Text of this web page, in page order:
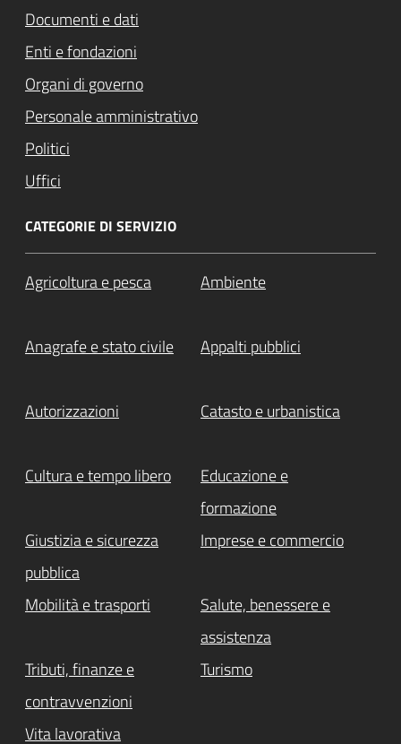
Documenti e dati
Enti e fondazioni
Organi di governo
Personale amministrativo
Politici
Uffici
CATEGORIE DI SERVIZIO
Agricoltura e pesca Ambiente
Anagrafe e stato civile Appalti pubblici
Autorizzazioni Catasto e urbanistica
Cultura e tempo libero
Educazione e
formazione
Giustizia e sicurezza
pubblica
Imprese e commercio
Mobilità e trasporti
Salute, benessere e
assistenza
Tributi, finanze e
contravvenzioni
Turismo
Vita lavorativa